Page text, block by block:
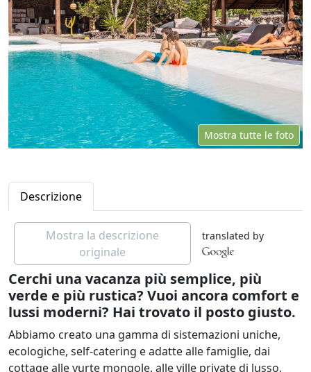
Mostra tutte le foto
Descrizione
Mostra la descrizione
originale
translated by
Cerchi una vacanza più semplice, più
verde e più rustica? Vuoi ancora comfort e
lussi moderni? Hai trovato il posto giusto.
Abbiamo creato una gamma di sistemazioni uniche,
ecologiche, self-catering e adatte alle famiglie, dai
cottage alle yurte mongole, alle ville private di lusso,